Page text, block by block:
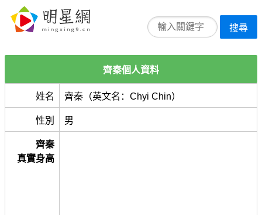
搜尋
齊秦個人資料
姓名 齊秦（英文名：Chyi Chin）
性別 男
齊秦
真實身高